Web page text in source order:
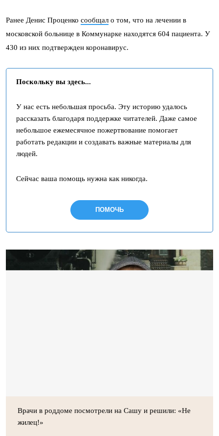
Ранее Денис Проценко сообщал о том, что на лечении в
московской больнице в Коммунарке находятся 604 пациента. У
430 из них подтвержден коронавирус.
Поскольку вы здесь...
У нас есть небольшая просьба. Эту историю удалось
рассказать благодаря поддержке читателей. Даже самое
небольшое ежемесячное пожертвование помогает
работать редакции и создавать важные материалы для
людей.
Сейчас ваша помощь нужна как никогда.
ПОМОЧЬ
Врачи в роддоме посмотрели на Сашу и решили: «Не
жилец!»